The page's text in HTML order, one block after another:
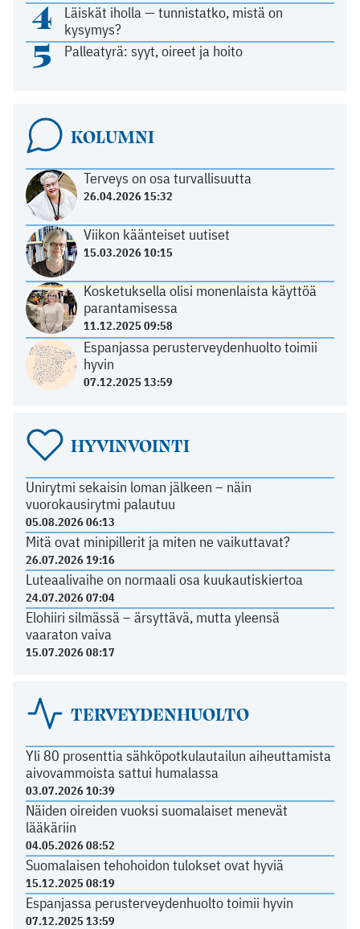
4
Läiskät iholla — tunnistatko, mistä on
kysymys?
5 Palleatyrä: syyt, oireet ja hoito
KOLUMNI
Terveys on osa turvallisuutta
26.04.2026 15:32
Viikon käänteiset uutiset
15.03.2026 10:15
Kosketuksella olisi monenlaista käyttöä
parantamisessa
11.12.2025 09:58
Espanjassa perusterveydenhuolto toimii
hyvin
07.12.2025 13:59
HYVINVOINTI
Unirytmi sekaisin loman jälkeen – näin
vuorokausirytmi palautuu
05.08.2026 06:13
Mitä ovat minipillerit ja miten ne vaikuttavat?
26.07.2026 19:16
Luteaalivaihe on normaali osa kuukautiskiertoa
24.07.2026 07:04
Elohiiri silmässä – ärsyttävä, mutta yleensä
vaaraton vaiva
15.07.2026 08:17
TERVEYDENHUOLTO
Yli 80 prosenttia sähköpotkulautailun aiheuttamista
aivovammoista sattui humalassa
03.07.2026 10:39
Näiden oireiden vuoksi suomalaiset menevät
lääkäriin
04.05.2026 08:52
Suomalaisen tehohoidon tulokset ovat hyviä
15.12.2025 08:19
Espanjassa perusterveydenhuolto toimii hyvin
07.12.2025 13:59